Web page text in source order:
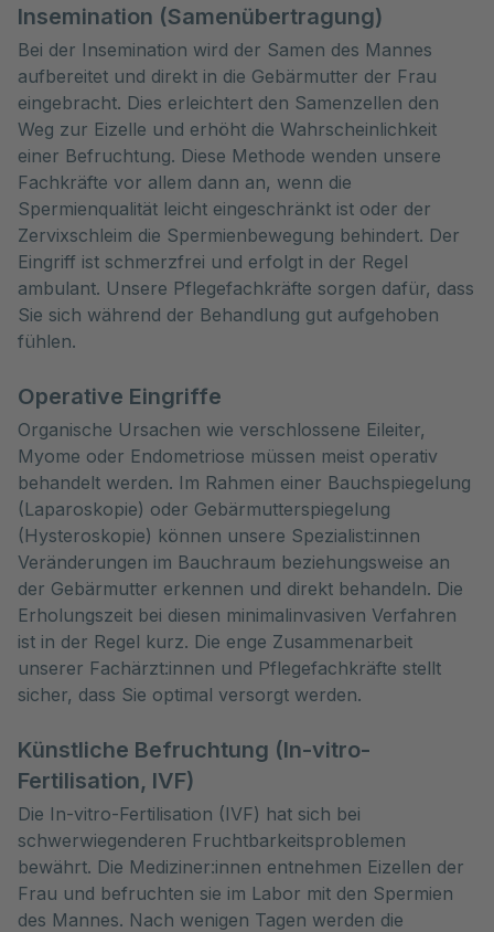
Insemination (Samenübertragung)
Bei der Insemination wird der Samen des Mannes
aufbereitet und direkt in die Gebärmutter der Frau
eingebracht. Dies erleichtert den Samenzellen den
Weg zur Eizelle und erhöht die Wahrscheinlichkeit
einer Befruchtung. Diese Methode wenden unsere
Fachkräfte vor allem dann an, wenn die
Spermienqualität leicht eingeschränkt ist oder der
Zervixschleim die Spermienbewegung behindert. Der
Eingriff ist schmerzfrei und erfolgt in der Regel
ambulant. Unsere Pflegefachkräfte sorgen dafür, dass
Sie sich während der Behandlung gut aufgehoben
fühlen.
Operative Eingriffe
Organische Ursachen wie verschlossene Eileiter,
Myome oder Endometriose müssen meist operativ
behandelt werden. Im Rahmen einer Bauchspiegelung
(Laparoskopie) oder Gebärmutterspiegelung
(Hysteroskopie) können unsere Spezialist:innen
Veränderungen im Bauchraum beziehungsweise an
der Gebärmutter erkennen und direkt behandeln. Die
Erholungszeit bei diesen minimalinvasiven Verfahren
ist in der Regel kurz. Die enge Zusammenarbeit
unserer Fachärzt:innen und Pflegefachkräfte stellt
sicher, dass Sie optimal versorgt werden.
Künstliche Befruchtung (In-vitro-
Fertilisation, IVF)
Die In-vitro-Fertilisation (IVF) hat sich bei
schwerwiegenderen Fruchtbarkeitsproblemen
bewährt. Die Mediziner:innen entnehmen Eizellen der
Frau und befruchten sie im Labor mit den Spermien
des Mannes. Nach wenigen Tagen werden die